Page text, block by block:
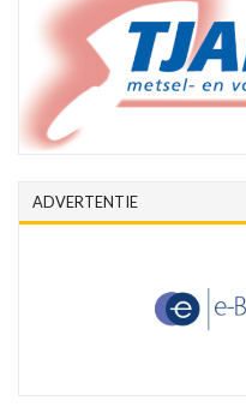
ADVERTENTIE